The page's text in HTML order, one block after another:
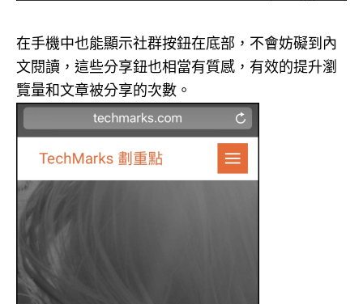
在手機中也能顯示社群按鈕在底部，不會妨礙到內
文閱讀，這些分享鈕也相當有質感，有效的提升瀏
覽量和文章被分享的次數。